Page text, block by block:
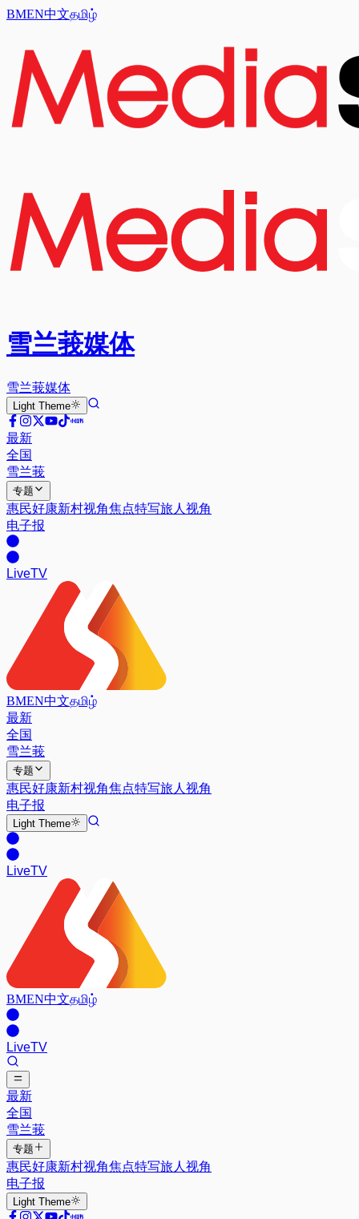
BMEN中文தமிழ்
雪兰莪媒体
雪兰莪媒体
Light Theme
最新
全国
雪兰莪
专题
惠民好康新村视角焦点特写旅人视角
电子报
LiveTV
BMEN中文தமிழ்
最新
全国
雪兰莪
专题
惠民好康新村视角焦点特写旅人视角
电子报
Light Theme
LiveTV
BMEN中文தமிழ்
LiveTV
最新
全国
雪兰莪
专题
惠民好康新村视角焦点特写旅人视角
电子报
Light Theme